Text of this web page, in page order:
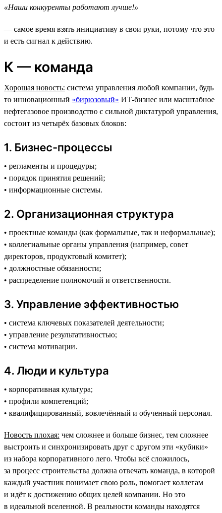
«Наши конкуренты работают лучше!»
— самое время взять инициативу в свои руки, потому что это
и есть сигнал к действию.
К — команда
Хорошая новость: система управления любой компании, будь
то инновационный «бирюзовый» ИТ-бизнес или масштабное
нефтегазовое производство c сильной диктатурой управления,
состоит из четырёх базовых блоков:
1. Бизнес-процессы
• регламенты и процедуры;
• порядок принятия решений;
• информационные системы.
2️. Организационная структура
• проектные команды (как формальные, так и неформальные);
• коллегиальные органы управления (например, совет
директоров, продуктовый комитет);
• должностные обязанности;
• распределение полномочий и ответственности.
3️. Управление эффективностью
• система ключевых показателей деятельности;
• управление результативностью;
• система мотивации.
4️. Люди и культура
• корпоративная культура;
• профили компетенций;
• квалифицированный, вовлечённый и обученный персонал.
Новость плохая: чем сложнее и больше бизнес, тем сложнее
выстроить и синхронизировать друг с другом эти «кубики»
из набора корпоративного лего. Чтобы всё сложилось,
за процесс строительства должна отвечать команда, в которой
каждый участник понимает свою роль, помогает коллегам
и идёт к достижению общих целей компании. Но это
в идеальной вселенной. В реальности команды находятся